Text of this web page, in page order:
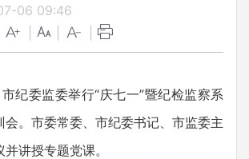
06 09:46
委监委举行“庆七一”暨纪检监察系
会。市委常委、市纪委书记、市监委主
讲授专题党课。